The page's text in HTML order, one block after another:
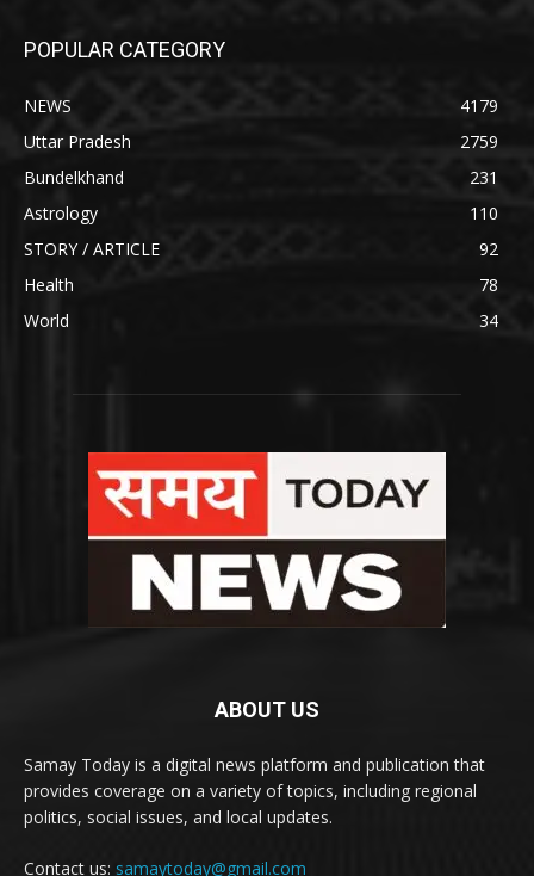
POPULAR CATEGORY
NEWS
4179
Uttar Pradesh
2759
Bundelkhand
231
Astrology
110
STORY / ARTICLE
92
Health
78
World
34
ABOUT US
Samay Today is a digital news platform and publication that
provides coverage on a variety of topics, including regional
politics, social issues, and local updates.
Contact us: samaytoday@gmail.com